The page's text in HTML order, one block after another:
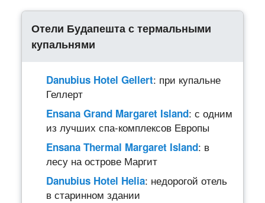
Отели Будапешта с термальными
купальнями
Danubius Hotel Gellert: при купальне
Геллерт
Ensana Grand Margaret Island: с одним
из лучших спа-комплексов Европы
Ensana Thermal Margaret Island: в
лесу на острове Маргит
Danubius Hotel Helia: недорогой отель
в старинном здании